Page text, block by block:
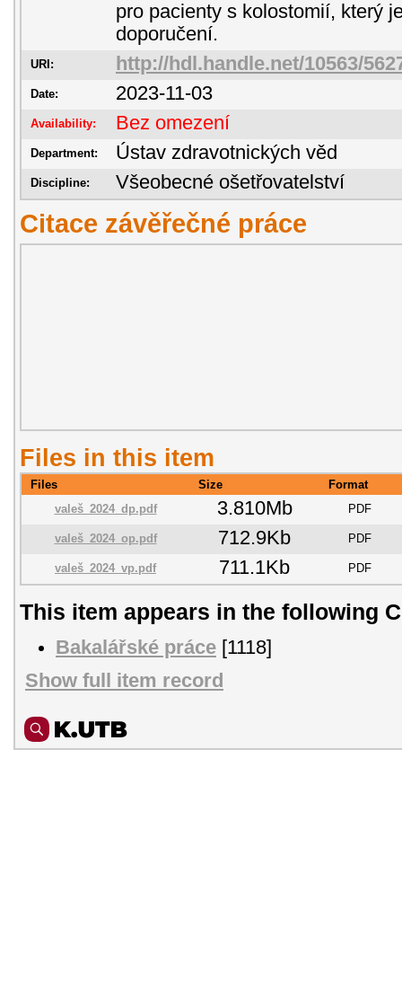
pro pacienty s kolostomií, který
doporučení.
URI: http://hdl.handle.net/10563/
Date: 2023-11-03
Availability: Bez omezení
Department: Ústav zdravotnických věd
Discipline: Všeobecné ošetřovatelství
Citace závěřečné práce
Files in this item
Files Size
Format
valeš_2024_dp.pdf
3.810Mb PDF
valeš_2024_op.pdf 712.9Kb PDF
valeš_2024_vp.pdf 711.1Kb PDF
This item appears in the following
Bakalářské práce [1118]
Show full item record